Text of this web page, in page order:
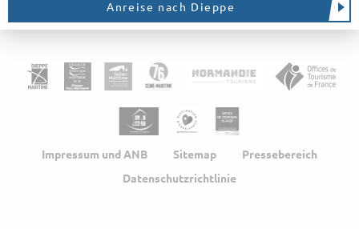
Anreise nach Dieppe
Impressum und ANB Sitemap
Pressebereich
Datenschutzrichtlinie